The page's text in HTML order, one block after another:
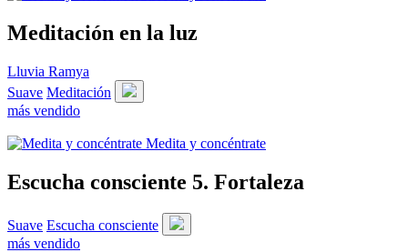
Meditación en la luz
Lluvia Ramya
Suave Meditación
más vendido
Medita y concéntrate
Escucha consciente 5. Fortaleza
Suave Escucha consciente
más vendido